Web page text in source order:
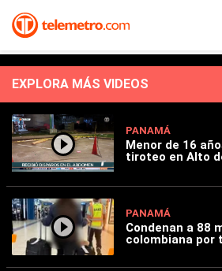
EXPLORA MÁS VIDEOS
PANAMÁ
Menor de 16
tiroteo en Alto
PANAMÁ
Condenan a 88
colombiana por